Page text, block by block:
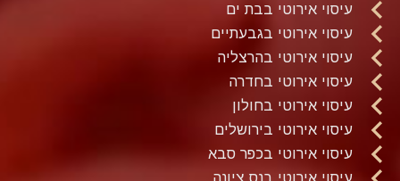
עיסוי אירוטי בבת ים
עיסוי אירוטי בגבעתיים
עיסוי אירוטי בהרצליה
עיסוי אירוטי בחדרה
עיסוי אירוטי בחולון
עיסוי אירוטי בירושלים
עיסוי אירוטי בכפר סבא